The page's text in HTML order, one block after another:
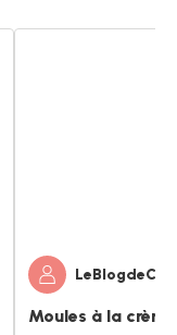
Moules à la